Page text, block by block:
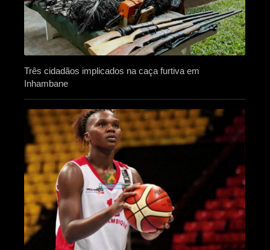
Três cidadãos implicados na caça furtiva em
Inhambane